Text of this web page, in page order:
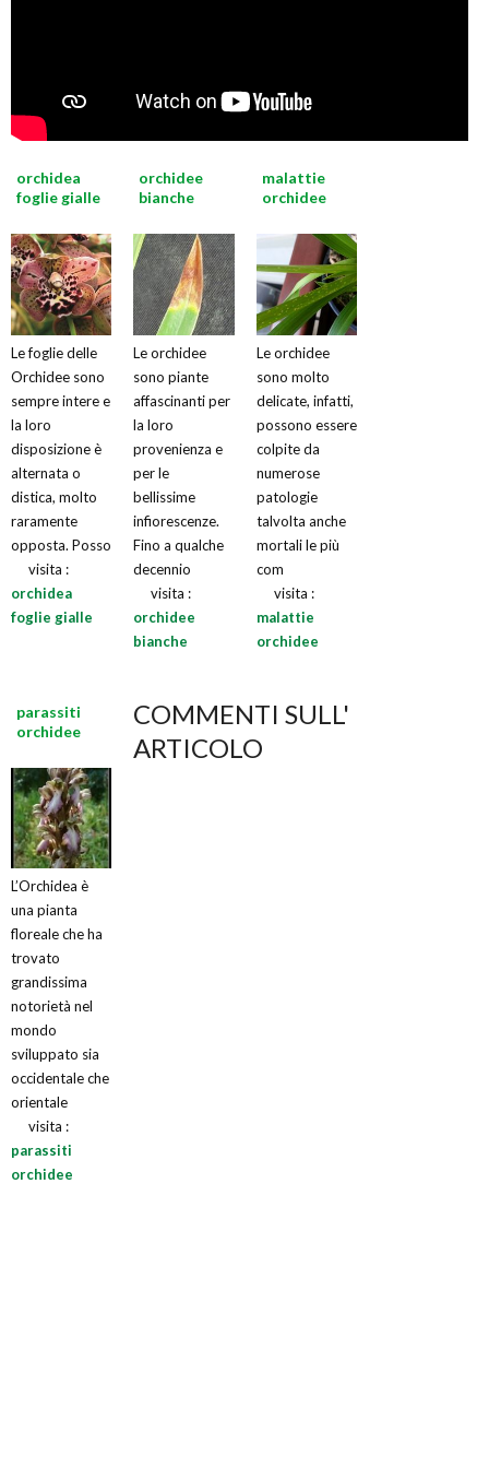
orchidea
foglie gialle
Le foglie delle
Orchidee sono
sempre intere e
la loro
disposizione è
alternata o
distica, molto
raramente
opposta. Posso
visita :
orchidea
foglie gialle
orchidee
bianche
Le orchidee
sono piante
affascinanti per
la loro
provenienza e
per le
bellissime
infiorescenze.
Fino a qualche
decennio
visita :
orchidee
bianche
malattie
orchidee
Le orchidee
sono molto
delicate, infatti,
possono essere
colpite da
numerose
patologie
talvolta anche
mortali le più
com
visita :
malattie
orchidee
parassiti
orchidee
L’Orchidea è
una pianta
floreale che ha
trovato
grandissima
notorietà nel
mondo
sviluppato sia
occidentale che
orientale
visita :
parassiti
orchidee
COMMENTI SULL'
ARTICOLO